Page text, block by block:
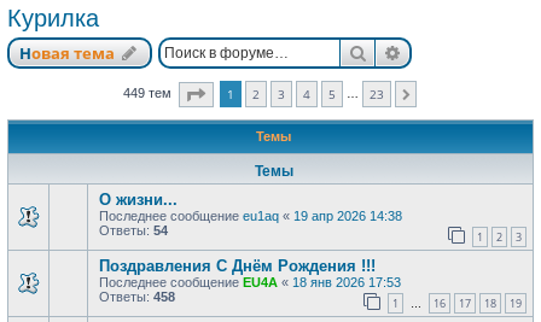
Курилка
Новая тема ПоискРасширенный
449 тем Страница из
1 2 3 4 5 23
Темы
Темы
О жизни...
Последнее сообщение eu1aq « 19 апр 2026 14:38
Ответы: 54 1 2 3
Поздравления С Днём Рождения !!!
Последнее сообщение EU4A « 18 янв 2026 17:53
Ответы: 458 1 … 16 17 18 19